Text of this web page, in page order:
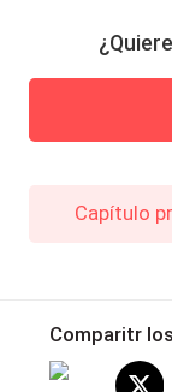
Capítulo
Comparitr